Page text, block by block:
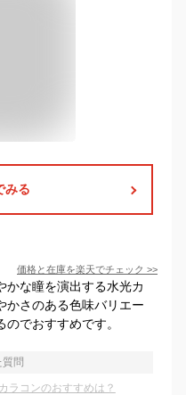
みる
価格と在庫を楽天でチェック >>
かな瞳を演出する水光カ
かさのある色味バリエー
でおすすめです。
問
ラコンのおすすめは？